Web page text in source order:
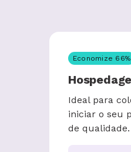
Economize 66%
Ideal para
iniciar o seu
de qualidade.